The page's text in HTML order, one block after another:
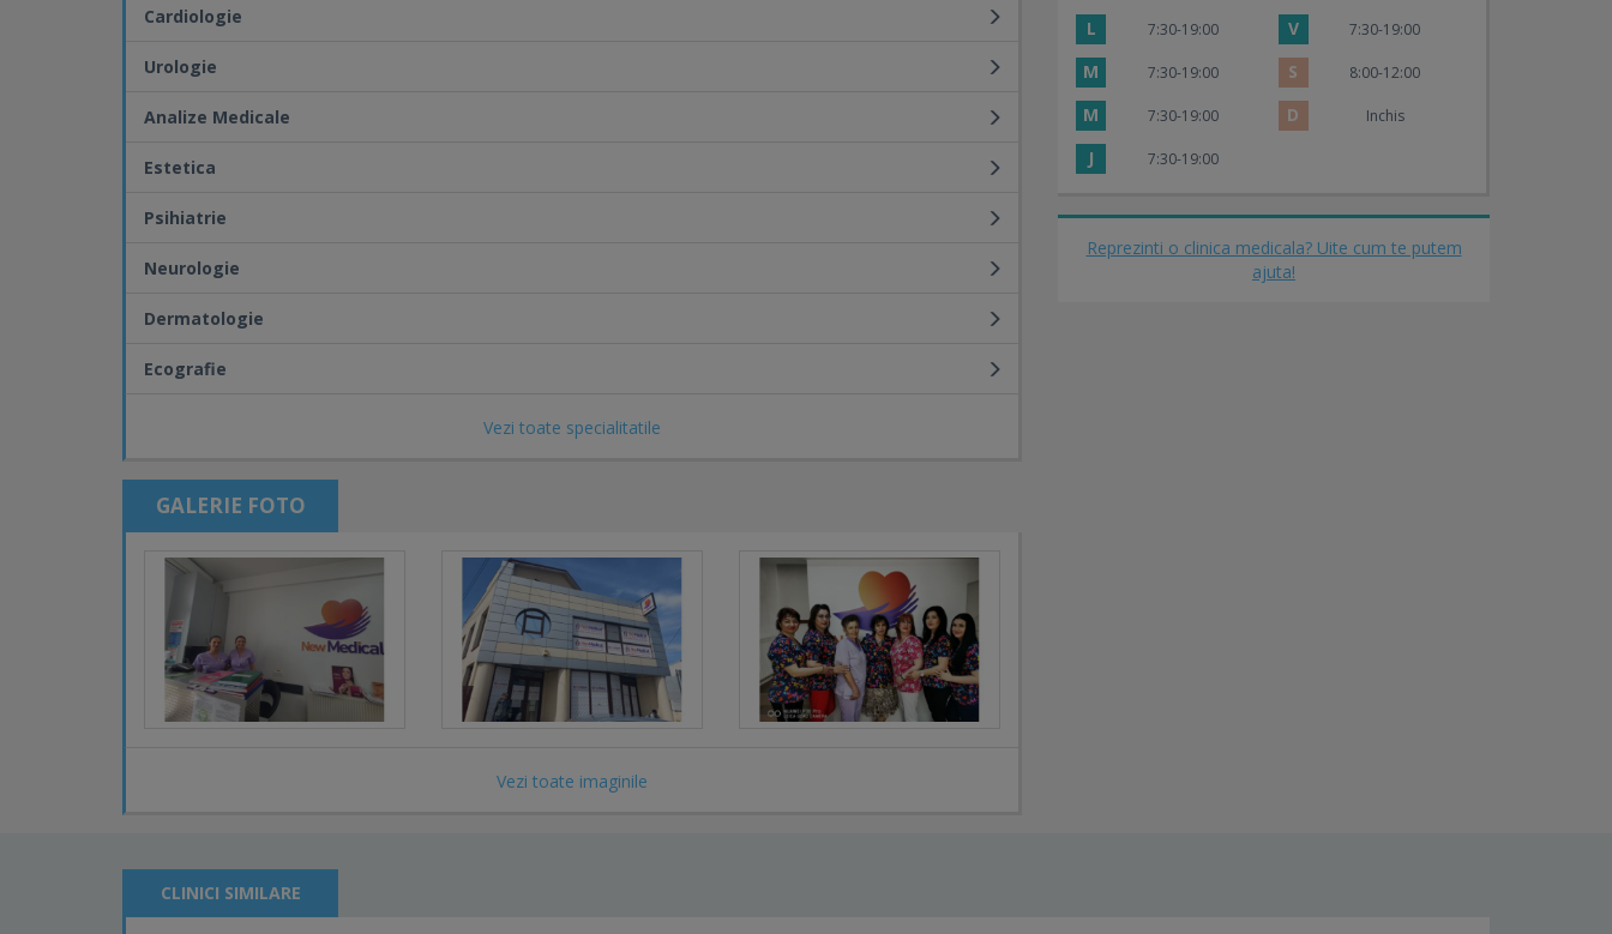
Vezi toate specialitatile
Cardiologie
Urologie
Analize Medicale
Estetica
Psihiatrie
Neurologie
Dermatologie
Ecografie
GALERIE FOTO
Vezi toate imaginile
L 7:30-19:00 V 7:30-19:00
M 7:30-19:00 S 8:00-12:00
M 7:30-19:00 D Inchis
J 7:30-19:00
Reprezinti o clinica medicala? Uite cum te putem
ajuta!
CLINICI SIMILARE